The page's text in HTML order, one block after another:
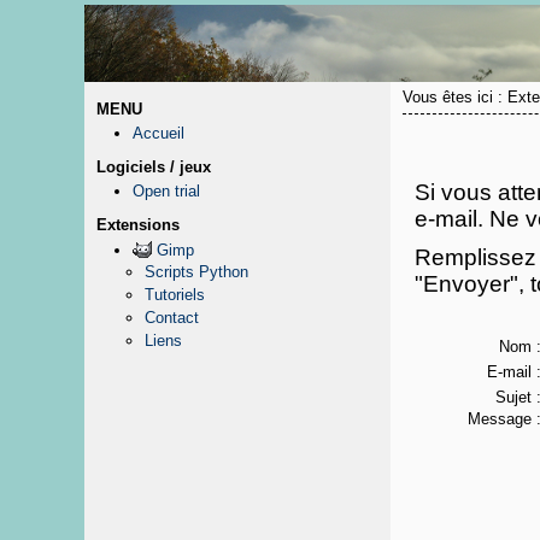
MENU
Accueil
Logiciels / jeux
Open trial
Extensions
Gimp
Scripts Python
Tutoriels
Contact
Liens
Vous êtes ici :
Si vous
e-mail. Ne
"Envoyer",
Nom
E-mail
Sujet
Message